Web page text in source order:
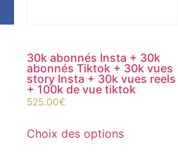
30k abonnés Insta + 30k
abonnés Tiktok + 30k vues
story Insta + 30k vues reels
+ 100k de vue tiktok
525.00€
Choix des options